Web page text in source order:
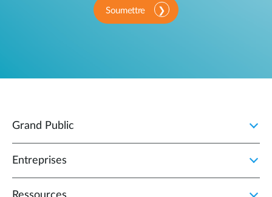
Soumettre
Grand Public
Entreprises